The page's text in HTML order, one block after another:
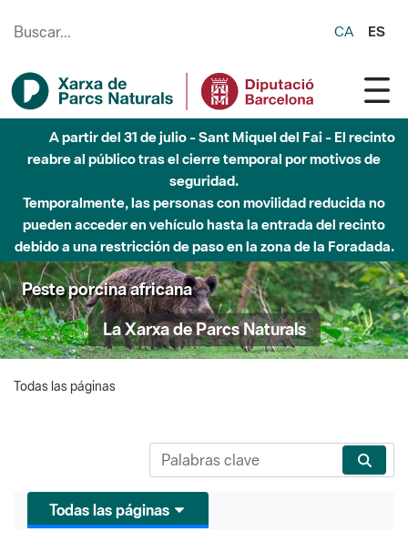
CA ES
A partir del 31 de julio - Sant Miquel del Fai - El recinto
reabre al público tras el cierre temporal por motivos de
seguridad.
Temporalmente, las personas con movilidad reducida no
pueden acceder en vehículo hasta la entrada del recinto
debido a una restricción de paso en la zona de la Foradada.
Peste porcina africana
La Xarxa de Parcs Naturals
Todas las páginas
Todas las páginas